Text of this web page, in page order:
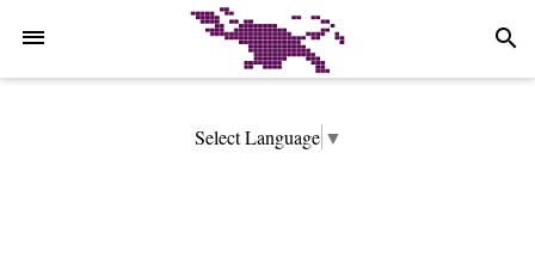
search
Select Language ▼